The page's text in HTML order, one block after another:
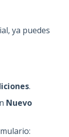
ya puedes
.
Nuevo